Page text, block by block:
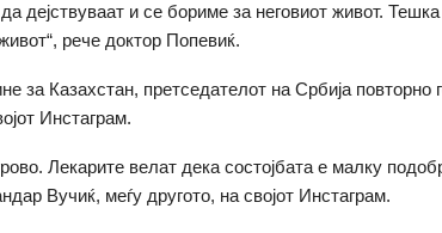
дејствуваат и се бориме за неговиот живот.
рече доктор Попевиќ.
за Казахстан, претседателот на Србија повторно
Инстаграм.
Лекарите велат дека состојбата е малку
Вучиќ, меѓу другото, на својот Инстаграм.